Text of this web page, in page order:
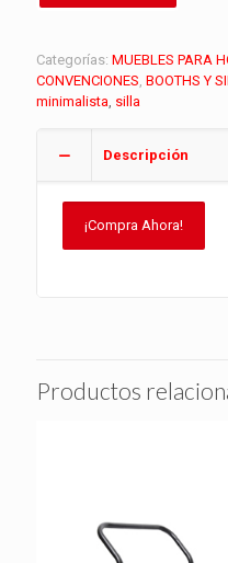
Categorías: MUEBLES PARA
CONVENCIONES, BOOTHS Y
minimalista, silla
Descripción
¡Compra Ahora!
Productos